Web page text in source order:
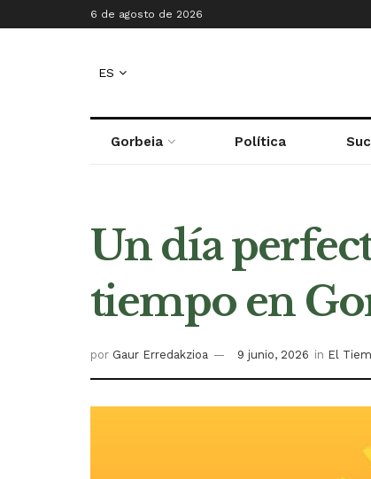
6 de agosto de 2026
ES
Gorbeia Política
Un día
tiempo en
por Gaur Erredakzioa 9 junio, 2026 in El